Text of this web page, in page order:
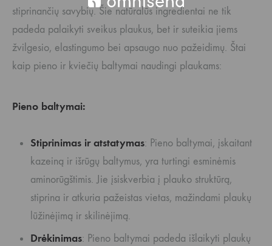
stiprinančių savybių. Šie natūralūs ingredientai ne tik
padeda palaikyti sveikus plaukus, bet ir suteikia jiems
žvilgesio, elastingumo bei apsaugo nuo pažeidimų. Štai
kaip pieno ir kviečių baltymai naudingi plaukams:
Pieno baltymai:
Stiprinimas ir atstatymas: Pieno baltymai, įskaitant
kazeiną ir išrūgų baltymus, yra turtingi esminėmis
aminorūgštimis. Jie įsiskverbia į plauko struktūrą,
stiprina ir atkuria pažeistas vietas, mažindami plaukų
lūžinėjimą ir skilinėjimą.
Drėkinimas: Pieno baltymai padeda išlaikyti plaukų